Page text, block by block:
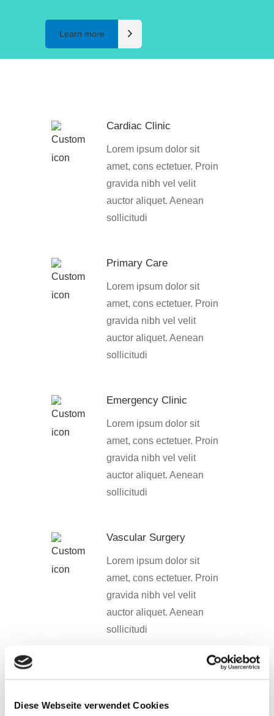
Diese Webseite verwendet Cookies
Learn more
Cardiac Clinic
Lorem ipsum dolor sit
amet, cons ectetuer. Proin
gravida nibh vel velit
auctor aliquet. Aenean
sollicitudi
Primary Care
Lorem ipsum dolor sit
amet, cons ectetuer. Proin
gravida nibh vel velit
auctor aliquet. Aenean
sollicitudi
Emergency Clinic
Lorem ipsum dolor sit
amet, cons ectetuer. Proin
gravida nibh vel velit
auctor aliquet. Aenean
sollicitudi
Vascular Surgery
Lorem ipsum dolor sit
amet, cons ectetuer. Proin
gravida nibh vel velit
auctor aliquet. Aenean
sollicitudi